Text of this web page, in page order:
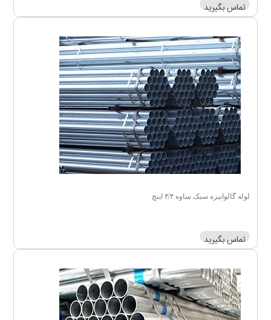
تماس بگیرید
لوله گالوانیزه سبک ساوه ۳/۴ اینچ
تماس بگیرید